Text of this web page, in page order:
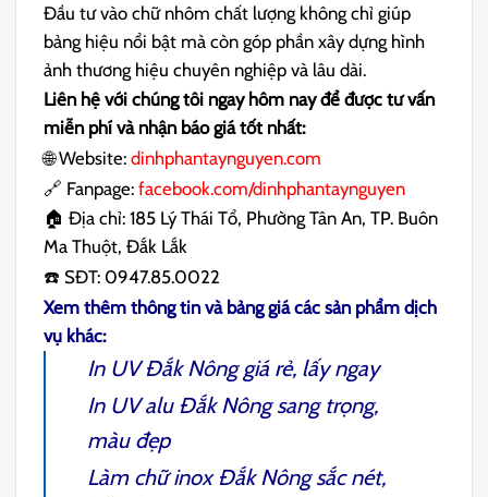
Đầu tư vào chữ nhôm chất lượng không chỉ giúp
bảng hiệu nổi bật mà còn góp phần xây dựng hình
ảnh thương hiệu chuyên nghiệp và lâu dài.
Liên hệ với chúng tôi ngay hôm nay để được tư vấn
miễn phí và nhận báo giá tốt nhất:
🌐 Website:dinhphantaynguyen.com
🔗 Fanpage:facebook.com/dinhphantaynguyen
🏠 Địa chỉ: 185 Lý Thái Tổ, Phường Tân An, TP. Buôn
Ma Thuột, Đắk Lắk
☎️ SĐT: 0947.85.0022
Xem thêm thông tin và bảng giá các sản phẩm dịch
vụ khác:
In UV Đắk Nônggiá rẻ, lấy ngay
In UV alu Đắk Nôngsang trọng,
màu đẹp
Làm chữ inox Đắk Nôngsắc nét,